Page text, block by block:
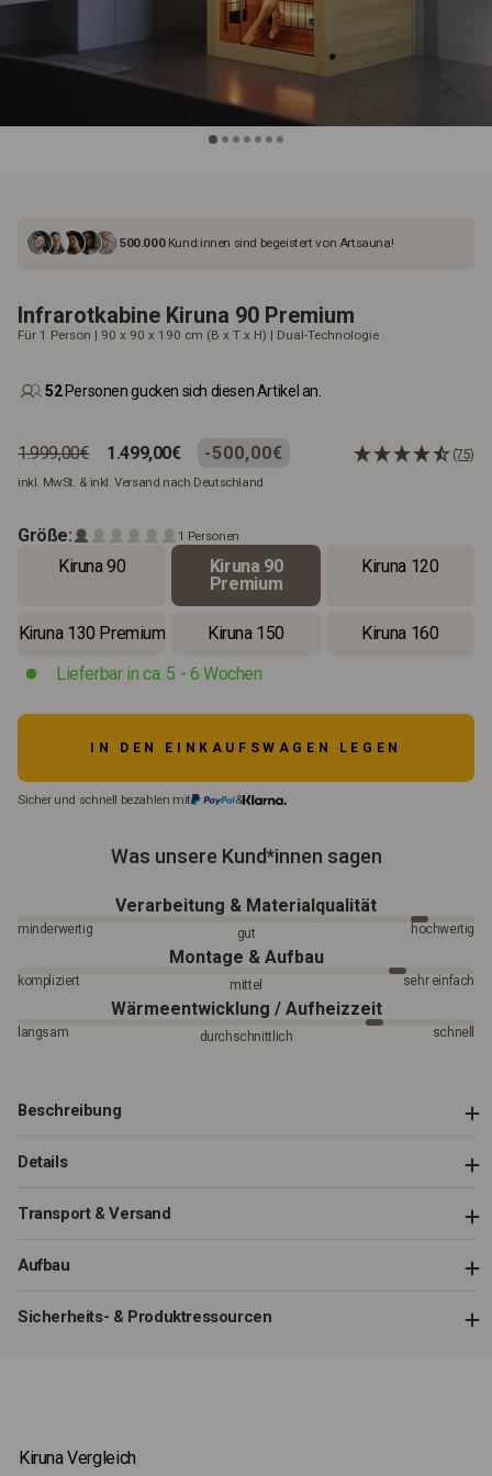
500.000Kund:innen sind begeistert von Artsauna!
Infrarotkabine Kiruna 90 Premium
Für 1 Person | 90 x 90 x 190 cm (B x T x H) | Dual-Technologie
52Personen gucken sich diesen Artikel an.
Normaler
1.999,00€ Sonderpreis
1.499,00€ -500,00€
(75)
inkl. MwSt. & inkl. Versand nach Deutschland
Größe: 1 Personen
Kiruna 90
Kiruna 90
Premium
Kiruna 120
Kiruna 130 Premium Kiruna 150
Kiruna 160
Lieferbar in ca. 5 - 6 Wochen
IN DEN EINKAUFSWAGEN LEGEN
Sicher und schnell bezahlen mit &
Was unsere Kund*innen sagen
Verarbeitung & Materialqualität
minderwertig gut hochwertig
Montage & Aufbau
kompliziert mittel sehr einfach
Wärmeentwicklung / Aufheizzeit
langsam durchschnittlich schnell
Beschreibung
Details
Transport & Versand
Aufbau
Sicherheits- & Produktressourcen
Kiruna Vergleich